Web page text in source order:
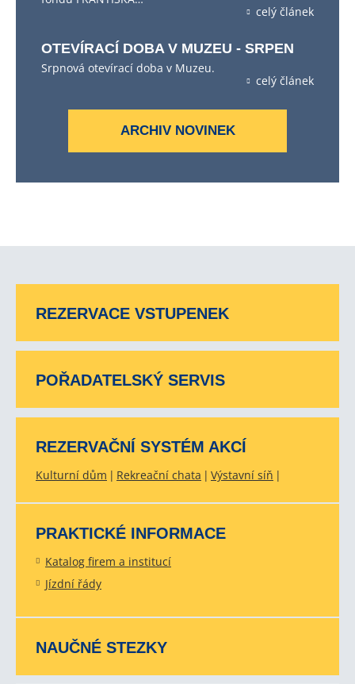
celý článek
OTEVÍRACÍ DOBA V MUZEU - SRPEN
Srpnová otevírací doba v Muzeu.
celý článek
ARCHIV NOVINEK
REZERVACE VSTUPENEK
POŘADATELSKÝ SERVIS
REZERVAČNÍ SYSTÉM AKCÍ
Kulturní dům Rekreační chata Výstavní síň
PRAKTICKÉ INFORMACE
Katalog firem a institucí
Jízdní řády
NAUČNÉ STEZKY